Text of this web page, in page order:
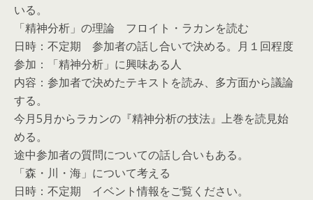
いる。
「精神分析」の理論 フロイト・ラカンを読む
日時：不定期 参加者の話し合いで決める。月１回程度
参加：「精神分析」に興味ある人
内容：参加者で決めたテキストを読み、多方面から議論
する。
今月5月からラカンの『精神分析の技法』上巻を読見始
める。
途中参加者の質問についての話し合いもある。
「森・川・海」について考える
日時：不定期 イベント情報をご覧ください。